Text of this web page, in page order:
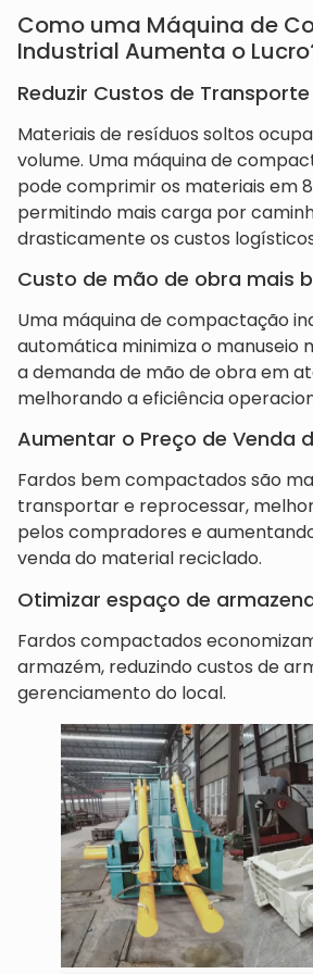
Como uma Máquina de
Industrial Aumenta o
Reduzir Custos de Transporte
Materiais de resíduos soltos
volume. Uma máquina de
pode comprimir os materiais em
permitindo mais carga por
drasticamente os custos
Custo de mão de obra mais
Uma máquina de compactação
automática minimiza o manuseio
a demanda de mão de obra em
melhorando a eficiência
Aumentar o Preço de Venda
Fardos bem compactados são
transportar e reprocessar,
pelos compradores e
venda do material reciclado.
Otimizar espaço de
Fardos compactados
armazém, reduzindo custos de
gerenciamento do local.